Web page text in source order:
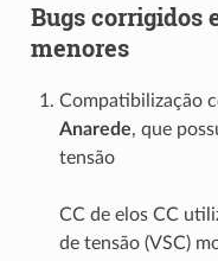
Bugs corrigidos
menores
Compatibilização
Anarede, que
tensão
CC de elos CC
de tensão (VSC)